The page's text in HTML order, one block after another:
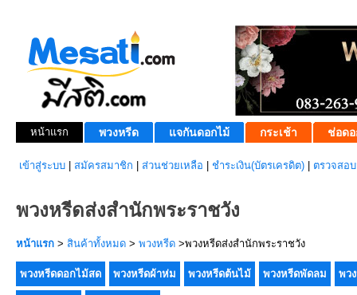
หน้าแรก พวงหรีด แจกันดอกไม้ กระเช้า ช่อดอ
เข้าสู่ระบบ สมัครสมาชิก ส่วนช่วยเหลือ ชำระเงิน(บัตรเครดิต) ตรวจสอ
พวงหรีดส่งสำนักพระราชวัง
หน้าแรก > สินค้าทั้งหมด > พวงหรีด >พวงหรีดส่งสำนักพระราชวัง
พวงหรีดดอกไม้สด พวงหรีดผ้าห่ม พวงหรีดต้นไม้ พวงหรีดพัดลม พว